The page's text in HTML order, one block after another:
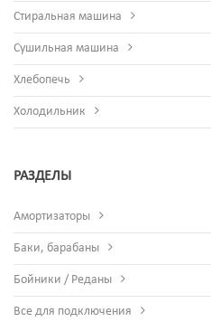
Стиральная машина
Сушильная машина
Хлебопечь
Холодильник
РАЗДЕЛЫ
Амортизаторы
Баки, барабаны
Бойники / Реданы
Все для подключения